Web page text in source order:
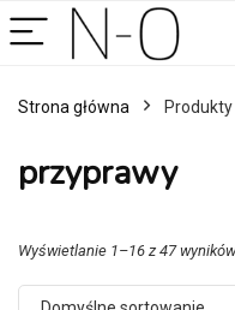
Strona główna
przyprawy
Wyświetlanie 1–16 z 47 wyników